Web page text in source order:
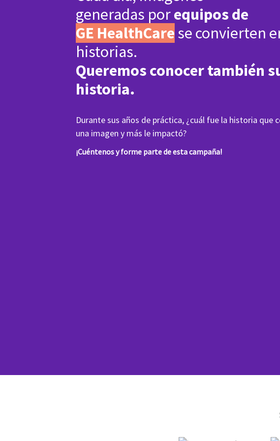
generadas porequipos de
GE HealthCare se convierten
historias.
Queremos conocer también
historia.
Durante sus años de práctica, ¿cuál fue la historia que
una imagen y más le impactó?
¡Cuéntenos y forme parte de esta campaña!